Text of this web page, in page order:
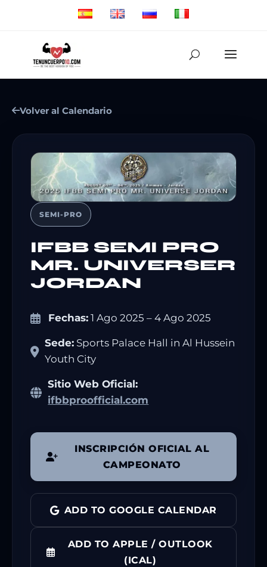
Volver al Calendario
SEMI-PRO
IFBB SEMI PRO
MR. UNIVERSER
JORDAN
Fechas: 1 Ago 2025 – 4 Ago 2025
Sede:Sports Palace Hall in Al Hussein
Youth City
Sitio Web Oficial:
ifbbproofficial.com
INSCRIPCIÓN OFICIAL AL
CAMPEONATO
ADD TO GOOGLE CALENDAR
ADD TO APPLE / OUTLOOK
(ICAL)